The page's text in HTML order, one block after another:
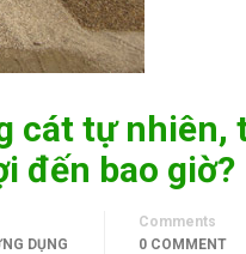
cát tự nhiên,
đến bao giờ?
DỤNG
Comments
0 COMMENT